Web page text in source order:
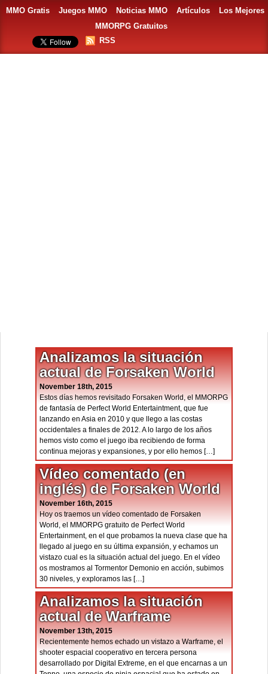
MMO Gratis Juegos MMO Noticias MMO Artículos
Los Mejores
MMORPG Gratuitos
RSS
Analizamos la situación
actual de Forsaken World
November 18th, 2015
Estos días hemos revisitado Forsaken World, el MMORPG
de fantasía de Perfect World Entertaintment, que fue
lanzando en Asia en 2010 y que llego a las costas
occidentales a finales de 2012. A lo largo de los años
hemos visto como el juego iba recibiendo de forma
continua mejoras y expansiones, y por ello hemos […]
Vídeo comentado (en
inglés) de Forsaken World
November 16th, 2015
Hoy os traemos un vídeo comentado de Forsaken
World, el MMORPG gratuito de Perfect World
Entertainment, en el que probamos la nueva clase que ha
llegado al juego en su última expansión, y echamos un
vistazo cual es la situación actual del juego. En el vídeo
os mostramos al Tormentor Demonio en acción, subimos
30 niveles, y exploramos las […]
Analizamos la situación
actual de Warframe
November 13th, 2015
Recientemente hemos echado un vistazo a Warframe, el
shooter espacial cooperativo en tercera persona
desarrollado por Digital Extreme, en el que encarnas a un